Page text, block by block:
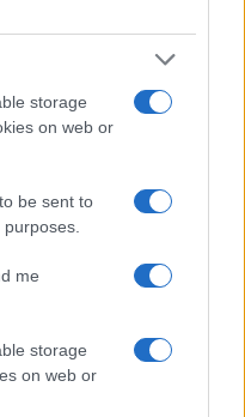
storage
on web or
be sent to
me
storage
on web or
gestione
e costi. Infine,
su singole
focus su rischio,
scalare in EU
può orientare le
giuridica per ogni